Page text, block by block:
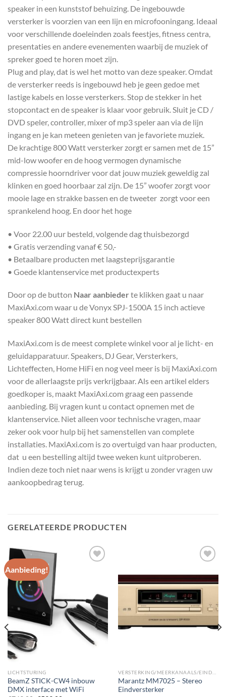
speaker in een kunststof behuizing. De ingebouwde
versterker is voorzien van een lijn en microfooningang. Ideaal
voor verschillende doeleinden zoals feestjes, fitness centra,
presentaties en andere evenementen waarbij de muziek of
spreker goed te horen moet zijn.
Plug and play, dat is wel het motto van deze speaker. Omdat
de versterker reeds is ingebouwd heb je geen gedoe met
lastige kabels en losse versterkers. Stop de stekker in het
stopcontact en de speaker is klaar voor gebruik. Sluit je CD /
DVD speler, controller, mixer of mp3 speler aan via de lijn
ingang en je kan meteen genieten van je favoriete muziek.
De krachtige 800 Watt versterker zorgt er samen met de 15”
mid-low woofer en de hoog vermogen dynamische
compressie hoorndriver voor dat jouw muziek geweldig zal
klinken en goed hoorbaar zal zijn. De 15” woofer zorgt voor
mooie lage en strakke bassen en de tweeter zorgt voor een
sprankelend hoog. En door het hoge
• Voor 22.00 uur besteld, volgende dag thuisbezorgd
• Gratis verzending vanaf € 50,-
• Betaalbare producten met laagsteprijsgarantie
• Goede klantenservice met productexperts
Door op de button Naar aanbieder te klikken gaat u naar
MaxiAxi.com waar u de Vonyx SPJ-1500A 15 inch actieve
speaker 800 Watt direct kunt bestellen
MaxiAxi.com is de meest complete winkel voor al je licht- en
geluidapparatuur. Speakers, DJ Gear, Versterkers,
Lichteffecten, Home HiFi en nog veel meer is bij MaxiAxi.com
voor de allerlaagste prijs verkrijgbaar. Als een artikel elders
goedkoper is, maakt MaxiAxi.com graag een passende
aanbieding. Bij vragen kunt u contact opnemen met de
klantenservice. Niet alleen voor technische vragen, maar
zeker ook voor hulp bij het samenstellen van complete
installaties. MaxiAxi.com is zo overtuigd van haar producten,
dat u een bestelling altijd twee weken kunt uitproberen.
Indien deze toch niet naar wens is krijgt u zonder vragen uw
aankoopbedrag terug.
GERELATEERDE PRODUCTEN
Aanbieding!
wenslijst
LICHTSTURING
BeamZ STICK-CW4 inbouw
DMX interface met WiFi
Toevoegen
aan
wenslijst
VERSTERKING/MEERKANAALS/EINDVERSTERKERS
Marantz MM7025 – Stereo
Eindversterker